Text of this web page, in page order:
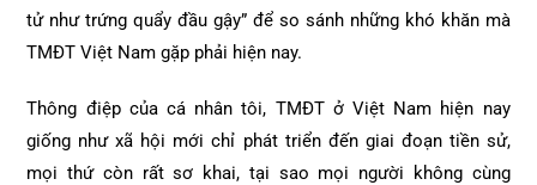
tử như trứng quẩy đầu gậy” để so sánh những khó khăn mà
TMĐT Việt Nam gặp phải hiện nay.
Thông điệp của cá nhân tôi, TMĐT ở Việt Nam hiện nay
giống như xã hội mới chỉ phát triển đến giai đoạn tiền sử,
mọi thứ còn rất sơ khai, tại sao mọi người không cùng